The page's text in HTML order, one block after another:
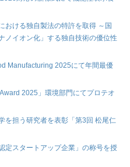
おける独自製法の特許を取得 ～国
ノイオン化」する独自技術の優位性
Manufacturing 2025にて年間最優
2025」環境部門にてプロテオ
を担う研究者を表彰「第3回 松尾仁
定スタートアップ企業」の称号を授